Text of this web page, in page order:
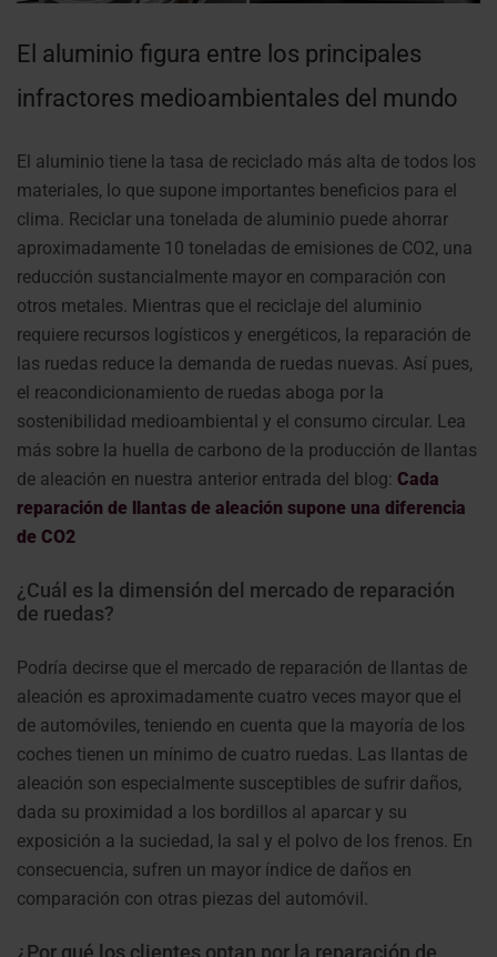
El aluminio figura entre los principales
infractores medioambientales del mundo
El aluminio tiene la tasa de reciclado más alta de todos los
materiales, lo que supone importantes beneficios para el
clima. Reciclar una tonelada de aluminio puede ahorrar
aproximadamente 10 toneladas de emisiones de CO2, una
reducción sustancialmente mayor en comparación con
otros metales. Mientras que el reciclaje del aluminio
requiere recursos logísticos y energéticos, la reparación de
las ruedas reduce la demanda de ruedas nuevas. Así pues,
el reacondicionamiento de ruedas aboga por la
sostenibilidad medioambiental y el consumo circular. Lea
más sobre la huella de carbono de la producción de llantas
de aleación en nuestra anterior entrada del blog: Cada
reparación de llantas de aleación supone una diferencia
de CO2
¿Cuál es la dimensión del mercado de reparación
de ruedas?
Podría decirse que el mercado de reparación de llantas de
aleación es aproximadamente cuatro veces mayor que el
de automóviles, teniendo en cuenta que la mayoría de los
coches tienen un mínimo de cuatro ruedas. Las llantas de
aleación son especialmente susceptibles de sufrir daños,
dada su proximidad a los bordillos al aparcar y su
exposición a la suciedad, la sal y el polvo de los frenos. En
consecuencia, sufren un mayor índice de daños en
comparación con otras piezas del automóvil.
¿Por qué los clientes optan por la reparación de